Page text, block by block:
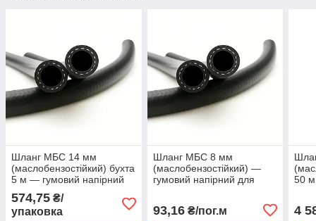
Шланг МБС 14 мм
(маслобензостійкий) бухта
5 м — гумовий напірний
технічних рідин
574,75 ₴/
упаковка
Шланг МБС 8 мм
(маслобензостійкий) —
гумовий напірний для
93,16₴/пог.м
50
4